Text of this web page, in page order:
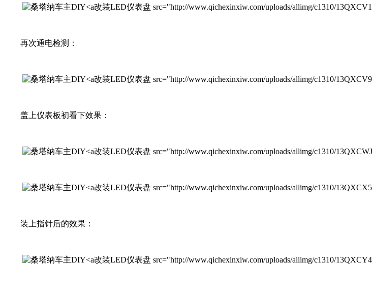
改装LED仪表盘 src="http://www.qichexinxiw.com/uploads/allimg/c1310/
再次通电检测：
改装LED仪表盘 src="http://www.qichexinxiw.com/uploads/allimg/c1310/
盖上仪表板初看下效果：
改装LED仪表盘 src="http://www.qichexinxiw.com/uploads/allimg/c1310/
改装LED仪表盘 src="http://www.qichexinxiw.com/uploads/allimg/c1310/
装上指针后的效果：
改装LED仪表盘 src="http://www.qichexinxiw.com/uploads/allimg/c1310/